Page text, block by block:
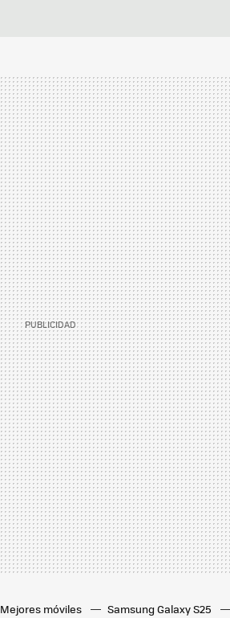
Mejores móviles Samsung Galaxy S25